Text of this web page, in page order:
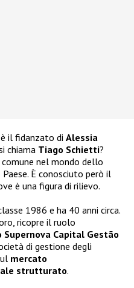
il fidanzato di Alessia
chiama Tiago Schietti?
nel mondo dello
È conosciuto però il
è una figura di rilievo.
1986 e ha 40 anni circa.
ricopre il ruolo
Capital Gestão
di gestione degli
mercato
strutturato.